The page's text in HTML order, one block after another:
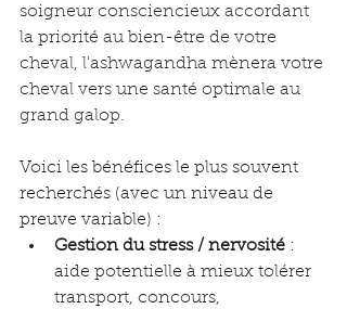
soigneur consciencieux accordant
la priorité au bien-être de votre
cheval, l'ashwagandha mènera votre
cheval vers une santé optimale au
grand galop.
Voici les bénéfices le plus souvent
recherchés (avec un niveau de
preuve variable) :
Gestion du stress / nervosité :
aide potentielle à mieux tolérer
transport, concours,